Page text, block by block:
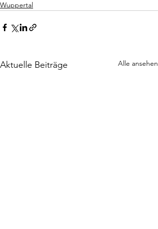
Wuppertal
Aktuelle Beiträge Alle ansehen